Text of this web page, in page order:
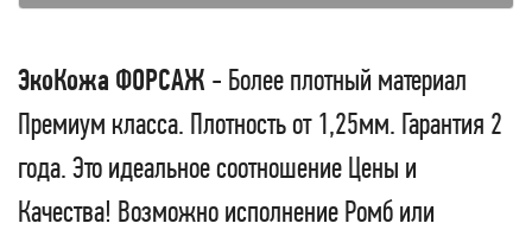
ЭкоКожа ФОРСАЖ - Более плотный материал
Премиум класса. Плотность от 1,25мм. Гарантия 2
года. Это идеальное соотношение Цены и
Качества! Возможно исполнение Ромб или